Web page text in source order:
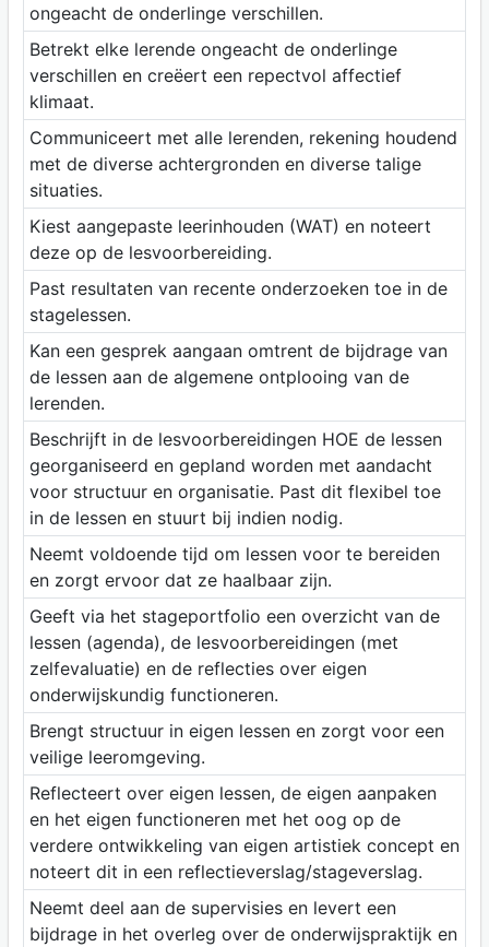
ongeacht de onderlinge verschillen.
Betrekt elke lerende ongeacht de onderlinge
verschillen en creëert een repectvol affectief
klimaat.
Communiceert met alle lerenden, rekening houdend
met de diverse achtergronden en diverse talige
situaties.
Kiest aangepaste leerinhouden (WAT) en noteert
deze op de lesvoorbereiding.
Past resultaten van recente onderzoeken toe in de
stagelessen.
Kan een gesprek aangaan omtrent de bijdrage van
de lessen aan de algemene ontplooing van de
lerenden.
Beschrijft in de lesvoorbereidingen HOE de lessen
georganiseerd en gepland worden met aandacht
voor structuur en organisatie. Past dit flexibel toe
in de lessen en stuurt bij indien nodig.
Neemt voldoende tijd om lessen voor te bereiden
en zorgt ervoor dat ze haalbaar zijn.
Geeft via het stageportfolio een overzicht van de
lessen (agenda), de lesvoorbereidingen (met
zelfevaluatie) en de reflecties over eigen
onderwijskundig functioneren.
Brengt structuur in eigen lessen en zorgt voor een
veilige leeromgeving.
Reflecteert over eigen lessen, de eigen aanpaken
en het eigen functioneren met het oog op de
verdere ontwikkeling van eigen artistiek concept en
noteert dit in een reflectieverslag/stageverslag.
Neemt deel aan de supervisies en levert een
bijdrage in het overleg over de onderwijspraktijk en